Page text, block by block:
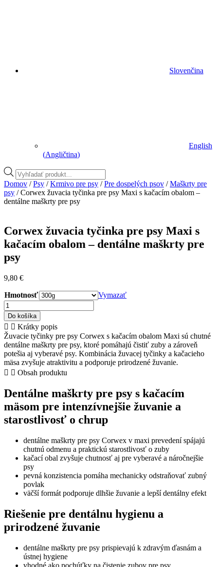
Slovenčina
English
(Angličtina)
Vyhľadávanie
produktov
Domov /Psy /Krmivo pre psy /Pre dospelých psov /Maškrty pre
psy / Corwex žuvacia tyčinka pre psy Maxi s kačacím obalom –
dentálne maškrty pre psy
Corwex žuvacia tyčinka pre psy Maxi s
kačacím obalom – dentálne maškrty pre
psy
9,80 €
Hmotnosť
Vymazať
množstvo
Corwex
žuvacia
tyčinka
pre
psy
Maxi
s
kačacím
–
dentálne
maškrty
pre
Do košíka
Krátky popis
Žuvacie tyčinky pre psy Corwex s kačacím obalom Maxi sú chutné
dentálne maškrty pre psy, ktoré pomáhajú čistiť zuby a zároveň
potešia aj vyberavé psy. Kombinácia žuvacej tyčinky a kačacieho
mäsa zvyšuje atraktivitu a podporuje prirodzené žuvanie.
Obsah produktu
Dentálne maškrty pre psy s kačacím
mäsom pre intenzívnejšie žuvanie a
starostlivosť o chrup
dentálne maškrty pre psy Corwex v maxi prevedení spájajú
chutnú odmenu a praktickú starostlivosť o zuby
kačací obal zvyšuje chutnosť aj pre vyberavé a náročnejšie
psy
pevná konzistencia pomáha mechanicky odstraňovať zubný
povlak
väčší formát podporuje dlhšie žuvanie a lepší dentálny efekt
Riešenie pre dentálnu hygienu a
prirodzené žuvanie
dentálne maškrty pre psy prispievajú k zdravým ďasnám a
ústnej hygiene